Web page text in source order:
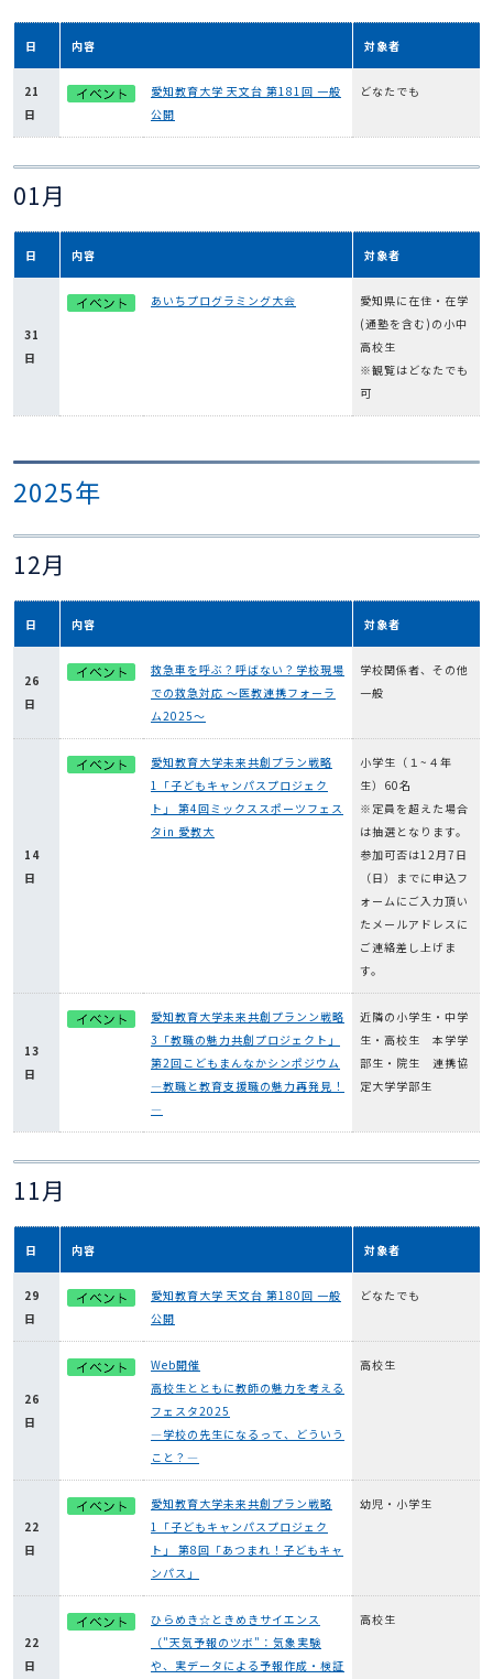
日 内容 対象者
21
日
愛知教育大学 天文台 第181回 一般
公開
どなたでも
01月
日 内容 対象者
31
日
あいちプログラミング大会
愛知県に在住・在学
(通塾を含む)の小中
高校生
※観覧はどなたでも
可
2025年
12月
日 内容 対象者
26
日
救急車を呼ぶ？呼ばない？学校現場
での救急対応 ～医教連携フォーラ
ム2025～
学校関係者、その他
一般
14
日
愛知教育大学未来共創プラン戦略
1「子どもキャンパスプロジェク
ト」 第4回ミックススポーツフェス
タin 愛教大
小学生（１~４年
生）60名
※定員を超えた場合
は抽選となります。
参加可否は12月7日
（日）までに申込フ
ォームにご入力頂い
たメールアドレスに
ご連絡差し上げま
す。
13
日
愛知教育大学未来共創プランン戦略
3「教職の魅力共創プロジェクト」
第2回こどもまんなかシンポジウム
―教職と教育支援職の魅力再発見！
―
近隣の小学生・中学
生・高校生 本学学
部生・院生 連携協
定大学学部生
11月
日 内容 対象者
29
日
愛知教育大学 天文台 第180回 一般
公開
どなたでも
26
日
Web開催
高校生とともに教師の魅力を考える
フェスタ2025
―学校の先生になるって、どういう
こと？―
高校生
22
日
愛知教育大学未来共創プラン戦略
1「子どもキャンパスプロジェク
ト」 第8回「あつまれ！子どもキャ
ンパス」
幼児・小学生
22
日
ひらめき☆ときめきサイエンス
（"天気予報のツボ"：気象実験
や、実データによる予報作成・検証
高校生